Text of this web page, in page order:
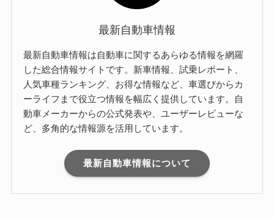
最新自動車情報
最新自動車情報は自動車に関するあらゆる情報を網羅
した総合情報サイトです。新車情報、試乗レポート、
人気車種ランキング、お得な情報など、車選びからカ
ーライフまで役立つ情報を幅広く提供しています。自
動車メーカーからの公式発表や、ユーザーレビューな
ど、多角的な情報源を活用しています。
最新自動車情報について